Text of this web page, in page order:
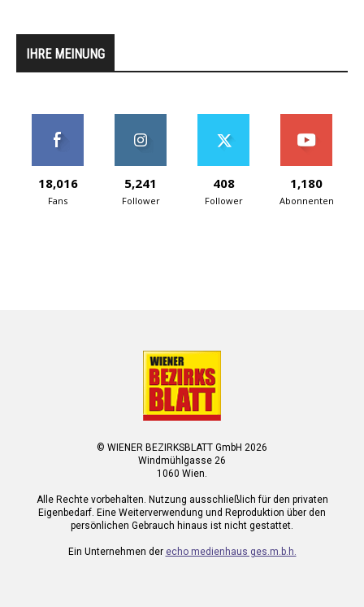
IHRE MEINUNG
18,016
Fans
5,241
Follower
408
Follower
1,180
Abonnenten
© WIENER BEZIRKSBLATT GmbH 2026
Windmühlgasse 26
1060 Wien.
Alle Rechte vorbehalten. Nutzung ausschließlich für den privaten
Eigenbedarf. Eine Weiterverwendung und Reproduktion über den
persönlichen Gebrauch hinaus ist nicht gestattet.
Ein Unternehmen der echo medienhaus ges.m.b.h.